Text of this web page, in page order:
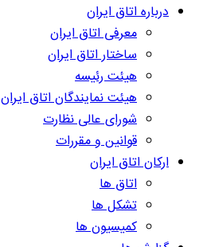
درباره اتاق ایران
معرفی اتاق ایران
ساختار اتاق ایران
هیئت رئیسه
هیئت نمایندگان اتاق ایران
شورای عالی نظارت
قوانین و مقررات
ارکان اتاق ایران
اتاق ها
تشکل ها
کمیسیون ها